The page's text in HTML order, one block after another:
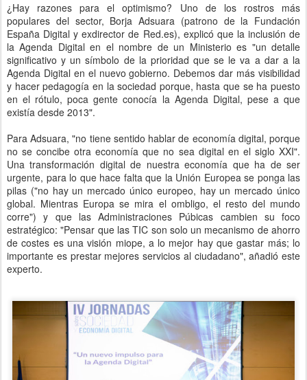
¿Hay razones para el optimismo? Uno de los rostros más
populares del sector, Borja Adsuara (patrono de la Fundación
España Digital y exdirector de Red.es), explicó que la inclusión de
la Agenda Digital en el nombre de un Ministerio es "un detalle
significativo y un símbolo de la prioridad que se le va a dar a la
Agenda Digital en el nuevo gobierno. Debemos dar más visibilidad
y hacer pedagogía en la sociedad porque, hasta que se ha puesto
en el rótulo, poca gente conocía la Agenda Digital, pese a que
existía desde 2013".
Para Adsuara, "no tiene sentido hablar de economía digital, porque
no se concibe otra economía que no sea digital en el siglo XXI".
Una transformación digital de nuestra economía que ha de ser
urgente, para lo que hace falta que la Unión Europea se ponga las
pilas ("no hay un mercado único europeo, hay un mercado único
global. Mientras Europa se mira el ombligo, el resto del mundo
corre") y que las Administraciones Púbicas cambien su foco
estratégico: "Pensar que las TIC son solo un mecanismo de ahorro
de costes es una visión miope, a lo mejor hay que gastar más; lo
importante es prestar mejores servicios al ciudadano", añadió este
experto.